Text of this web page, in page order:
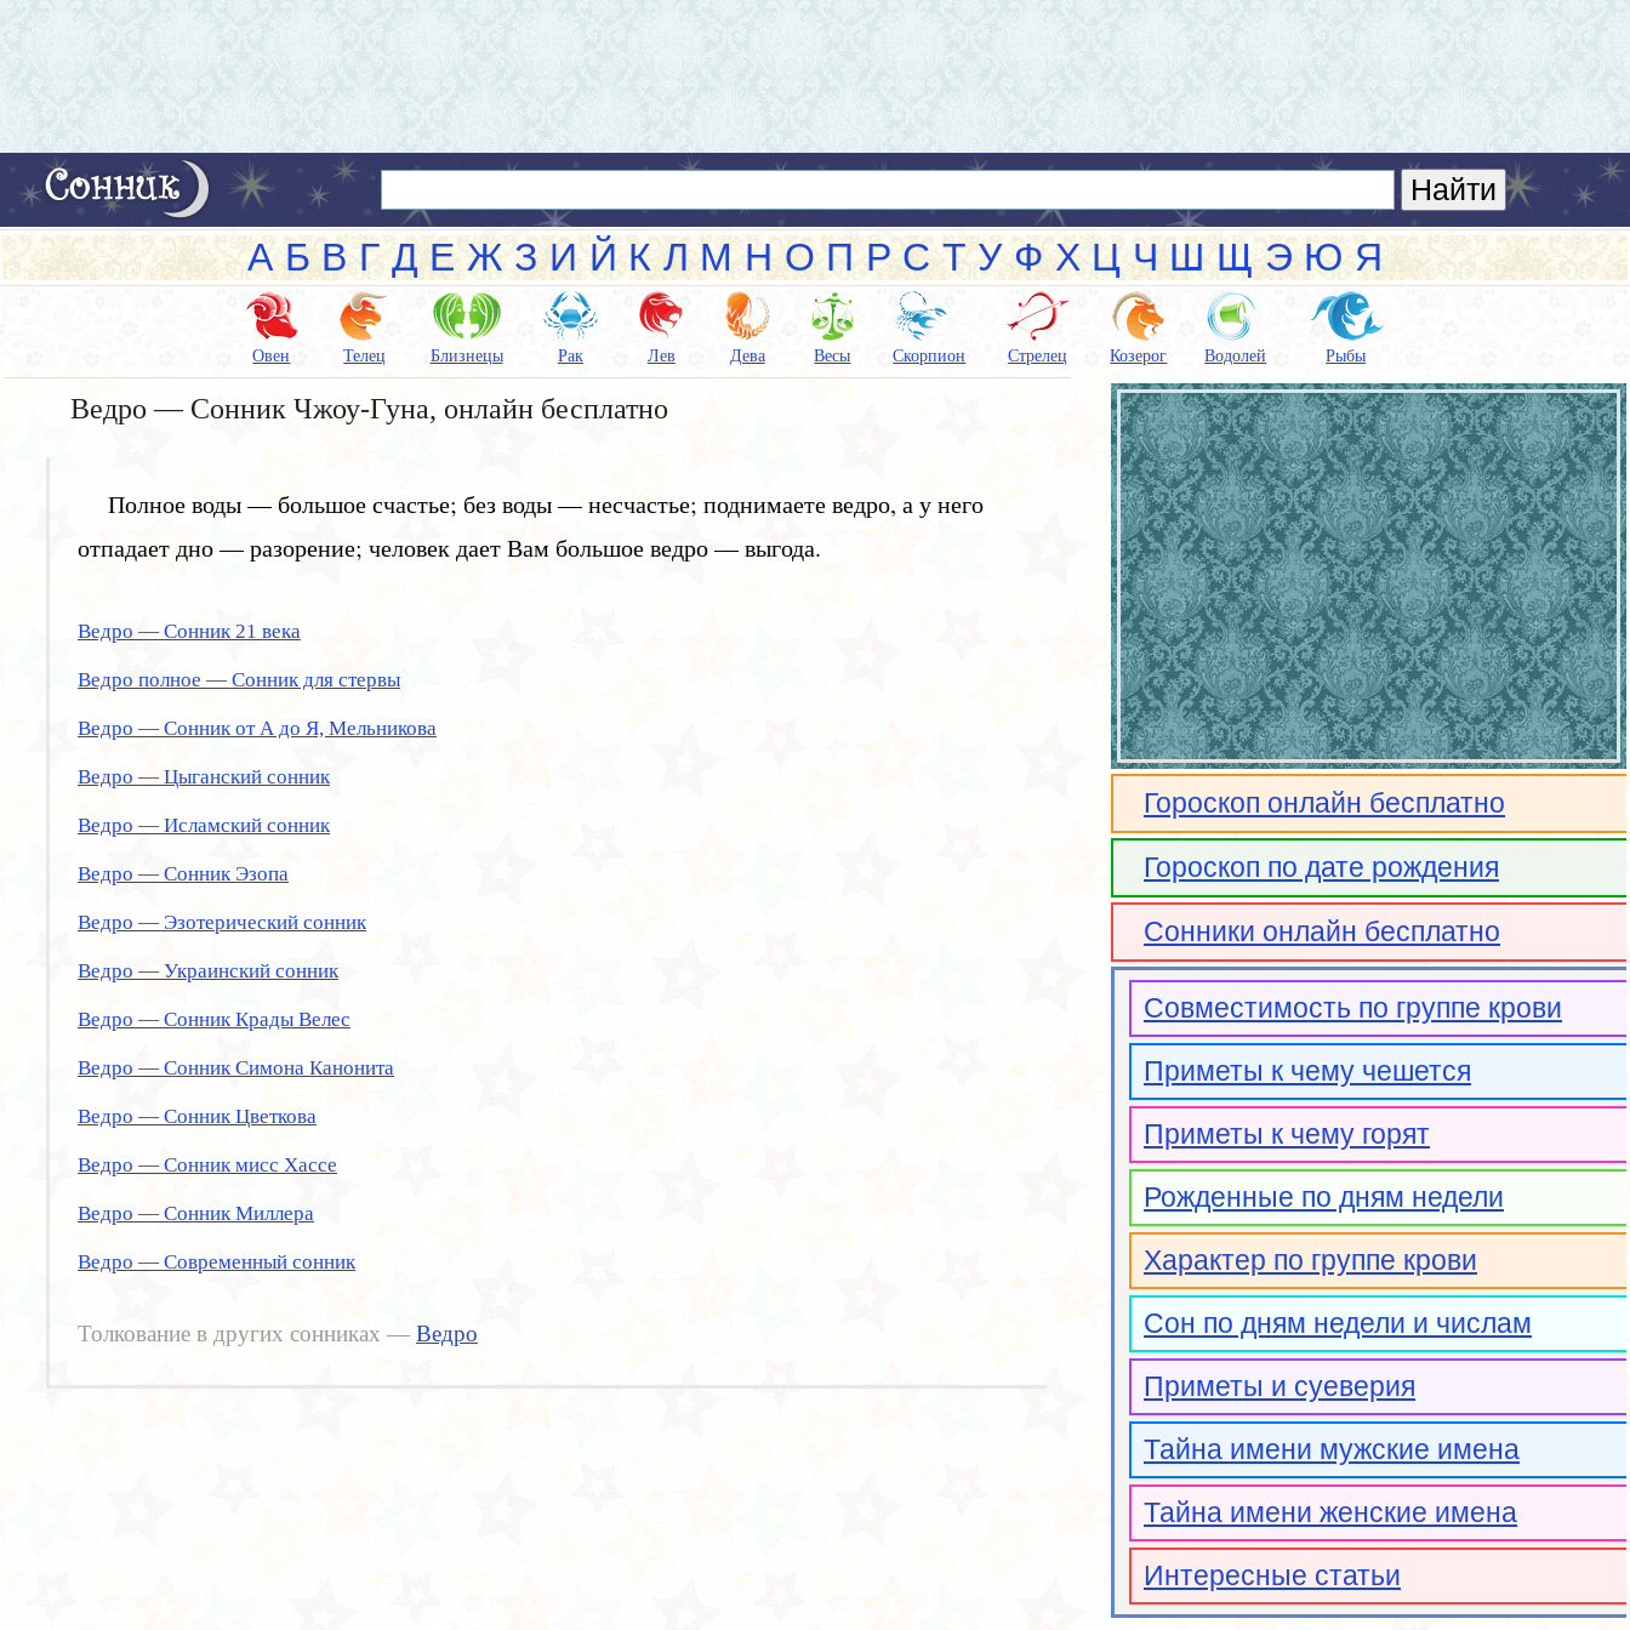
А Б В Г Д Е Ж З И Й К Л М Н О П Р С Т У Ф Х Ц Ч Ш Щ Э Ю Я
Овен Телец Близнецы Рак Лев Дева Весы Скорпион Стрелец Козерог Водолей Рыбы
Ведро — Сонник Чжоу-Гуна, онлайн бесплатно
Полное воды — большое счастье; без воды — несчастье; поднимаете ведро, а у него
отпадает дно — разорение; человек дает Вам большое ведро — выгода.
Ведро — Сонник 21 века
Ведро полное — Сонник для стервы
Ведро — Сонник от А до Я, Мельникова
Ведро — Цыганский сонник
Ведро — Исламский сонник
Ведро — Сонник Эзопа
Ведро — Эзотерический сонник
Ведро — Украинский сонник
Ведро — Сонник Крады Велес
Ведро — Сонник Симона Канонита
Ведро — Сонник Цветкова
Ведро — Сонник мисс Хассе
Ведро — Сонник Миллера
Ведро — Современный сонник
Толкование в других сонниках — Ведро
Гороскоп онлайн бесплатно
Гороскоп по дате рождения
Сонники онлайн бесплатно
Совместимость по группе крови
Приметы к чему чешется
Приметы к чему горят
Рожденные по дням недели
Характер по группе крови
Сон по дням недели и числам
Приметы и суеверия
Тайна имени мужские имена
Тайна имени женские имена
Интересные статьи